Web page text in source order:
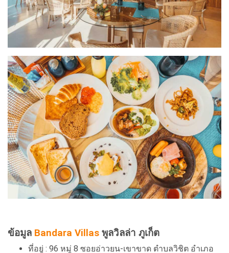
ข้อมูล Bandara Villas พูลวิลล่า ภูเก็ต
ที่อยู่ : 96 หมู่ 8 ซอยอ่าวยน-เขาขาด ตำบลวิชิต อำเภอ